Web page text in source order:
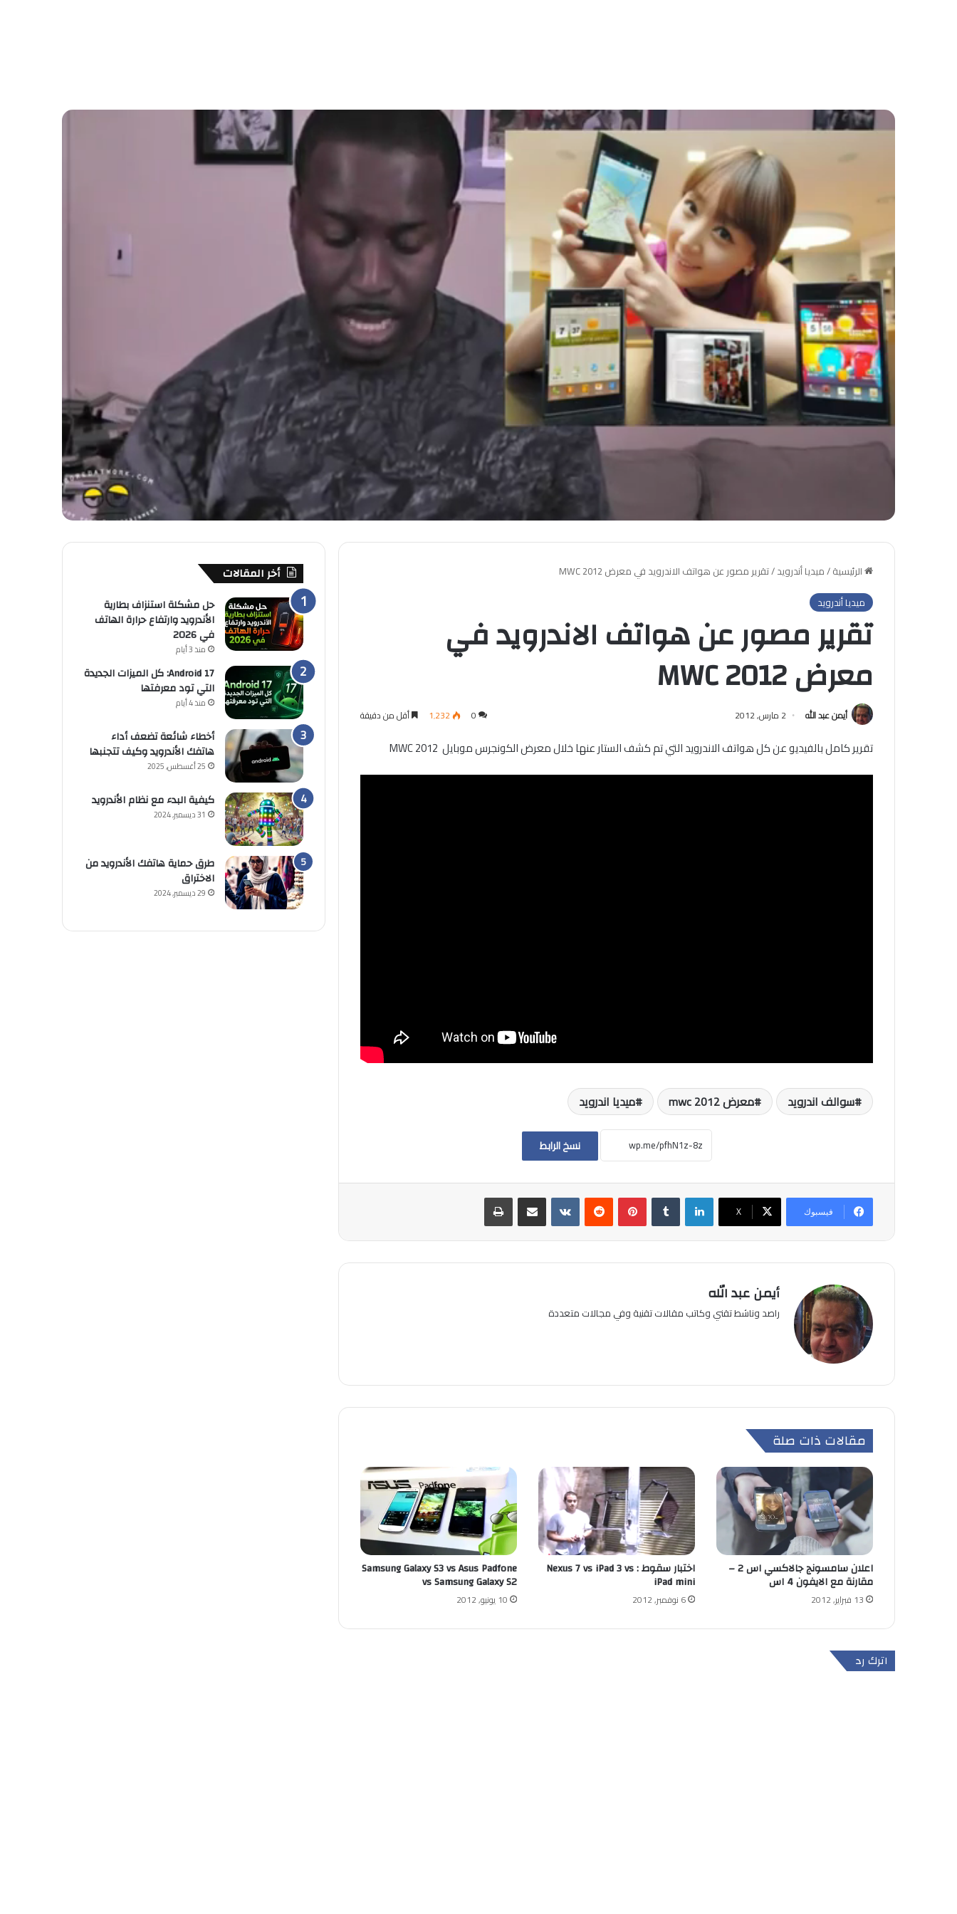
الرئيسية/ميديا أندرويد/تقرير مصور عن هواتف الاندرويد في معرض MWC 2012
ميديا أندرويد
تقرير مصور عن هواتف الاندرويد في
معرض MWC 2012
أيمن عبد الله 2 مارس, 2012 0 1٬232 أقل من دقيقة
تقرير كامل بالفيديو عن كل هواتف الاندرويد التي تم كشف الستار عنها خلال معرض الكونجرس موبايل MWC 2012
سوالف اندرويد معرض mwc 2012 ميديا اندرويد
نسخ الرابط
فيسبوك ‫X
لينكدإن بينتيريست مشاركة عبر البريد طباعة
أيمن عبد الله
راصد وناشط تقني وكاتب مقالات تقنية وفي مجالات متعددة
مقالات ذات صلة
اعلان سامسونج جالاكسي اس 2 –
مقارنة مع الايفون 4 اس
13 فبراير, 2012
اختبار سقوط : Nexus 7 vs iPad 3 vs
iPad mini
6 نوفمبر, 2012
Samsung Galaxy S3 vs Asus Padfone
vs Samsung Galaxy S2
10 يونيو, 2012
اترك رد
أخر المقالات
حل مشكلة استنزاف بطارية
الأندرويد وارتفاع حرارة الهاتف
في 2026
منذ 3 أيام
Android 17: كل الميزات الجديدة
التي تود معرفتها
منذ 4 أيام
أخطاء شائعة تضعف أداء
هاتفك الأندرويد وكيف تتجنبها
25 أغسطس, 2025
كيفية البدء مع نظام الأندرويد
31 ديسمبر, 2024
طرق حماية هاتفك الأندرويد من
الاختراق
29 ديسمبر, 2024